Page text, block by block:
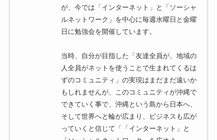
が、今では「インターネット」と「ソーシャ
ルネットワーク」を中心に毎週水曜日と金曜
日に勉強会を開催しています。
当時、自分が目指した「友達全員が、地域の
人全員がネットを使うことで生まれてくるは
ずのコミュニティ」の実現はまだまだ遠いか
もしれませんが、このコミュニティが沖縄で
できていく事で、沖縄という島から日本へ、
そして世界へと輪が広まり、ビジネスも広が
っていくと信じて「「インターネット」と